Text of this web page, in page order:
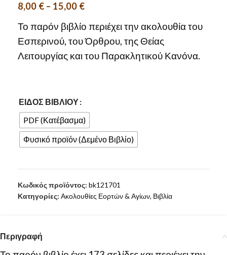
8,00 € – 15,00 €
Το παρόν βιβλίο περιέχει την ακολουθία του
Εσπερινού, του Όρθρου, της Θείας
Λειτουργίας και του Παρακλητικού Κανόνα.
ΕΊΔΟΣ ΒΙΒΛΊΟΥ
PDF (Κατέβασμα)
Φυσικό προϊόν (Δεμένο Βιβλίο)
Κωδικός προϊόντος: bk121701
Κατηγορίες: Ακολουθίες Εορτών & Αγίων, Βιβλία
Περιγραφή